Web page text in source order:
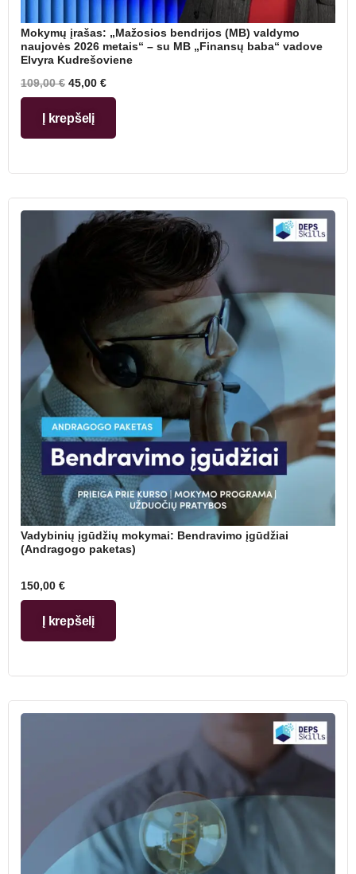
Mokymų įrašas: „Mažosios bendrijos (MB) valdymo
naujovės 2026 metais“ – su MB „Finansų baba“ vadove
Elvyra Kudrešoviene
109,00€ 45,00 €
Į krepšelį
Vadybinių įgūdžių mokymai: Bendravimo įgūdžiai
(Andragogo paketas)
150,00 €
Į krepšelį